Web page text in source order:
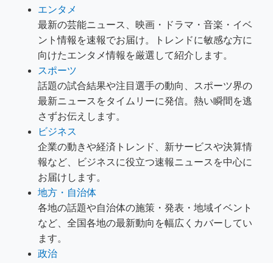
エンタメ
最新の芸能ニュース、映画・ドラマ・音楽・イベ
ント情報を速報でお届け。トレンドに敏感な方に
向けたエンタメ情報を厳選して紹介します。
スポーツ
話題の試合結果や注目選手の動向、スポーツ界の
最新ニュースをタイムリーに発信。熱い瞬間を逃
さずお伝えします。
ビジネス
企業の動きや経済トレンド、新サービスや決算情
報など、ビジネスに役立つ速報ニュースを中心に
お届けします。
地方・自治体
各地の話題や自治体の施策・発表・地域イベント
など、全国各地の最新動向を幅広くカバーしてい
ます。
政治